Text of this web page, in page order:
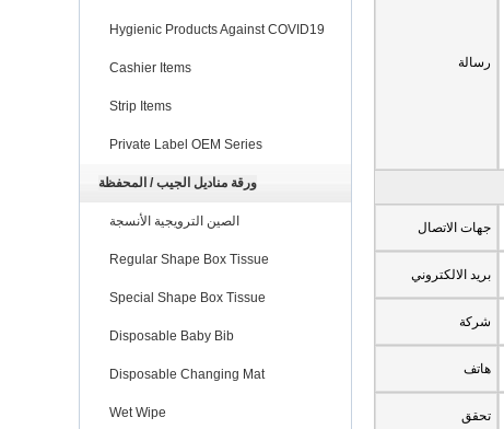
Hygienic Products Against COVID19
Cashier Items
Strip Items
Private Label OEM Series
ورقة مناديل الجيب / المحفظة
الصين الترويجية الأنسجة
Regular Shape Box Tissue
Special Shape Box Tissue
Disposable Baby Bib
Disposable Changing Mat
Wet Wipe
رسالة
جهات الاتصال
بريد الالكتروني
شركة
هاتف
تحقق